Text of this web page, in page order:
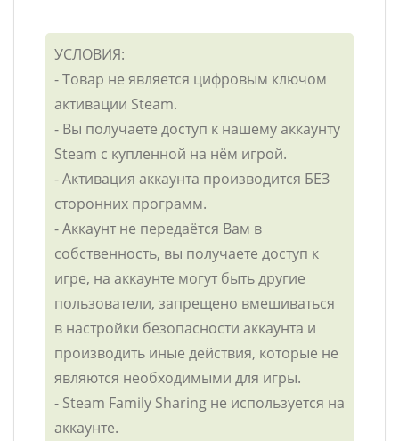
УСЛОВИЯ:
- Товар не является цифровым ключом
активации Steam.
- Вы получаете доступ к нашему аккаунту
Steam с купленной на нём игрой.
- Активация аккаунта производится БЕЗ
сторонних программ.
- Аккаунт не передаётся Вам в
собственность, вы получаете доступ к
игре, на аккаунте могут быть другие
пользователи, запрещено вмешиваться
в настройки безопасности аккаунта и
производить иные действия, которые не
являются необходимыми для игры.
- Steam Family Sharing не используется на
аккаунте.